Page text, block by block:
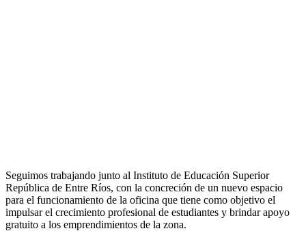
Seguimos trabajando junto al Instituto de Educación Superior
República de Entre Ríos, con la concreción de un nuevo espacio
para el funcionamiento de la oficina que tiene como objetivo el
impulsar el crecimiento profesional de estudiantes y brindar apoyo
gratuito a los emprendimientos de la zona.